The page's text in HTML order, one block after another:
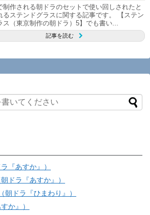
制作される朝ドラのセットで使い回しされたと
るステンドグラスに関する記事です。 【ステン
ス（東京制作の朝ドラ）5】でも書い...
記事を読む
『あすか』）
ドラ『あすか』）
朝ドラ『ひまわり』）
か』）